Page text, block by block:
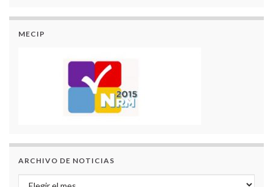
MECIP
ARCHIVO DE NOTICIAS
Archivo de Noticias